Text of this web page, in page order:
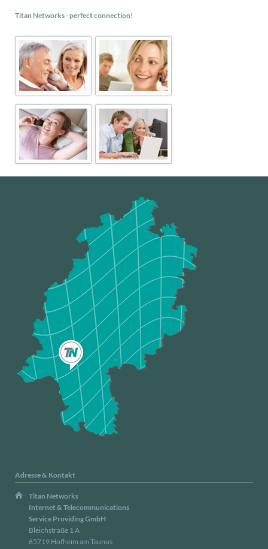
Titan Networks - perfect connection!
Adresse & Kontakt
Titan Networks
Internet & Telecommunications
Service Providing GmbH
Bleichstraße 1 A
65719 Hofheim am Taunus